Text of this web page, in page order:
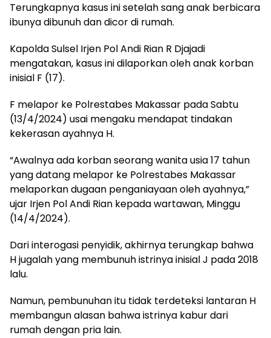
Terungkapnya kasus ini setelah sang anak berbicara
ibunya dibunuh dan dicor di rumah.
Kapolda Sulsel Irjen Pol Andi Rian R Djajadi
mengatakan, kasus ini dilaporkan oleh anak korban
inisial F (17).
F melapor ke Polrestabes Makassar pada Sabtu
(13/4/2024) usai mengaku mendapat tindakan
kekerasan ayahnya H.
“Awalnya ada korban seorang wanita usia 17 tahun
yang datang melapor ke Polrestabes Makassar
melaporkan dugaan penganiayaan oleh ayahnya,”
ujar Irjen Pol Andi Rian kepada wartawan, Minggu
(14/4/2024).
Dari interogasi penyidik, akhirnya terungkap bahwa
H jugalah yang membunuh istrinya inisial J pada 2018
lalu.
Namun, pembunuhan itu tidak terdeteksi lantaran H
membangun alasan bahwa istrinya kabur dari
rumah dengan pria lain.